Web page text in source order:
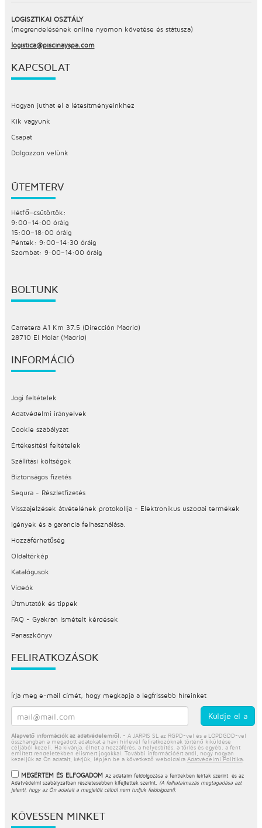
LOGISZTIKAI OSZTÁLY
(megrendelésének online nyomon követése és státusza)
logistica@piscinayspa.com
KAPCSOLAT
Hogyan juthat el a létesítményeinkhez
Kik vagyunk
Csapat
Dolgozzon velünk
ÜTEMTERV
Hétfő–csütörtök:
9:00–14:00 óráig
15:00–18:00 óráig
Péntek: 9:00–14:30 óráig
Szombat: 9:00–14:00 óráig
BOLTUNK
Carretera A1 Km 37.5 (Dirección Madrid)
28710 El Molar (Madrid)
INFORMÁCIÓ
Jogi feltételek
Adatvédelmi irányelvek
Cookie szabályzat
Értékesítési feltételek
Szállítási költségek
Biztonságos fizetés
Sequra - Részletfizetés
Visszajelzések átvételének protokollja - Elektronikus uszodai termékek
Igények és a garancia felhasználása.
Hozzáférhetőség
Oldaltérkép
Katalógusok
Videók
Útmutatók és tippek
FAQ - Gyakran ismételt kérdések
Panaszkönyv
FELIRATKOZÁSOK
Írja meg e-mail címét, hogy megkapja a legfrissebb híreinket
Alapvető információk az adatvédelemről. - A JARPIS SL az RGPD-vel és a LOPDGDD-vel
összhangban a megadott adatokat a havi hírlevél feliratkozóknak történő kiküldése
céljából kezeli. Ha kívánja, élhet a hozzáférés, a helyesbítés, a törlés és egyéb, a fent
említett rendeletekben elismert jogokkal. További információért arról, hogy hogyan
kezeljük az Ön adatait, kérjük, lépjen be a következő weboldalra Adatvédelmi Politika.
MEGÉRTEM ÉS ELFOGADOM Az adataim feldolgozása a fentiekben leírtak szerint, és az
Adatvédelmi szabályzatbanrészletesebben kifejtettek szerint.
(A felhatalmazás megtagadása azt
jelenti, hogy az Ön adatait a megjelölt célból nem tudjuk feldolgozni).
KÖVESSEN MINKET